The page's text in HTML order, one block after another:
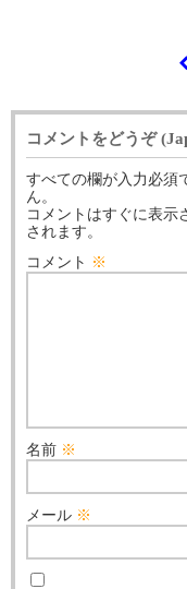
コメントをどうぞ
すべての欄が入力必須
ん。
コメントはすぐに表示
されます。
コメント ※
名前 ※
メール ※